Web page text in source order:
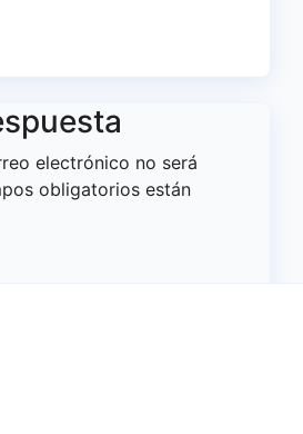
electrónico no será
obligatorios están